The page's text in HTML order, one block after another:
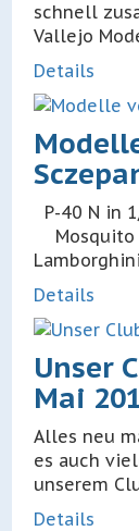
schnell
Vallejo
Details
P-40 N in
Mosquito
Details
Unser
Mai
Alles neu
es auch
unserem
Details